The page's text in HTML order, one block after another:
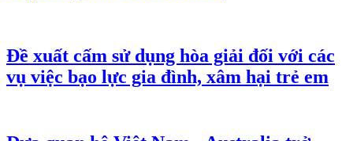
Đề xuất cấm sử dụng hòa giải đối với các
vụ việc bạo lực gia đình, xâm hại trẻ em